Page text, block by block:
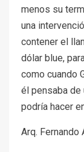
menos su
una
contener el
dólar blue,
como cuando
él pensaba de
podría hacer
Arq. Fernando